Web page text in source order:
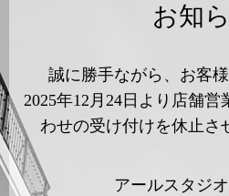
お知
誠に勝手ながら、お客
2025年12月24日より店舗
わせの受け付けを休止さ
アールスタジ